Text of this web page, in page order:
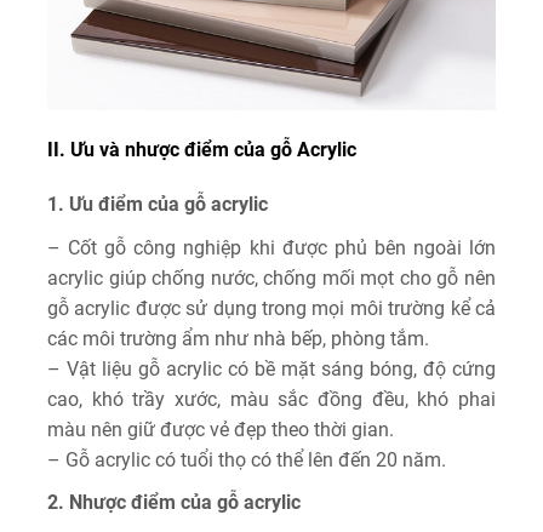
II. Ưu và nhược điểm của gỗ Acrylic
1. Ưu điểm của gỗ acrylic
– Cốt gỗ công nghiệp khi được phủ bên ngoài lớn
acrylic giúp chống nước, chống mối mọt cho gỗ nên
gỗ acrylic được sử dụng trong mọi môi trường kể cả
các môi trường ẩm như nhà bếp, phòng tắm.
– Vật liệu gỗ acrylic có bề mặt sáng bóng, độ cứng
cao, khó trầy xước, màu sắc đồng đều, khó phai
màu nên giữ được vẻ đẹp theo thời gian.
– Gỗ acrylic có tuổi thọ có thể lên đến 20 năm.
2. Nhược điểm của gỗ acrylic